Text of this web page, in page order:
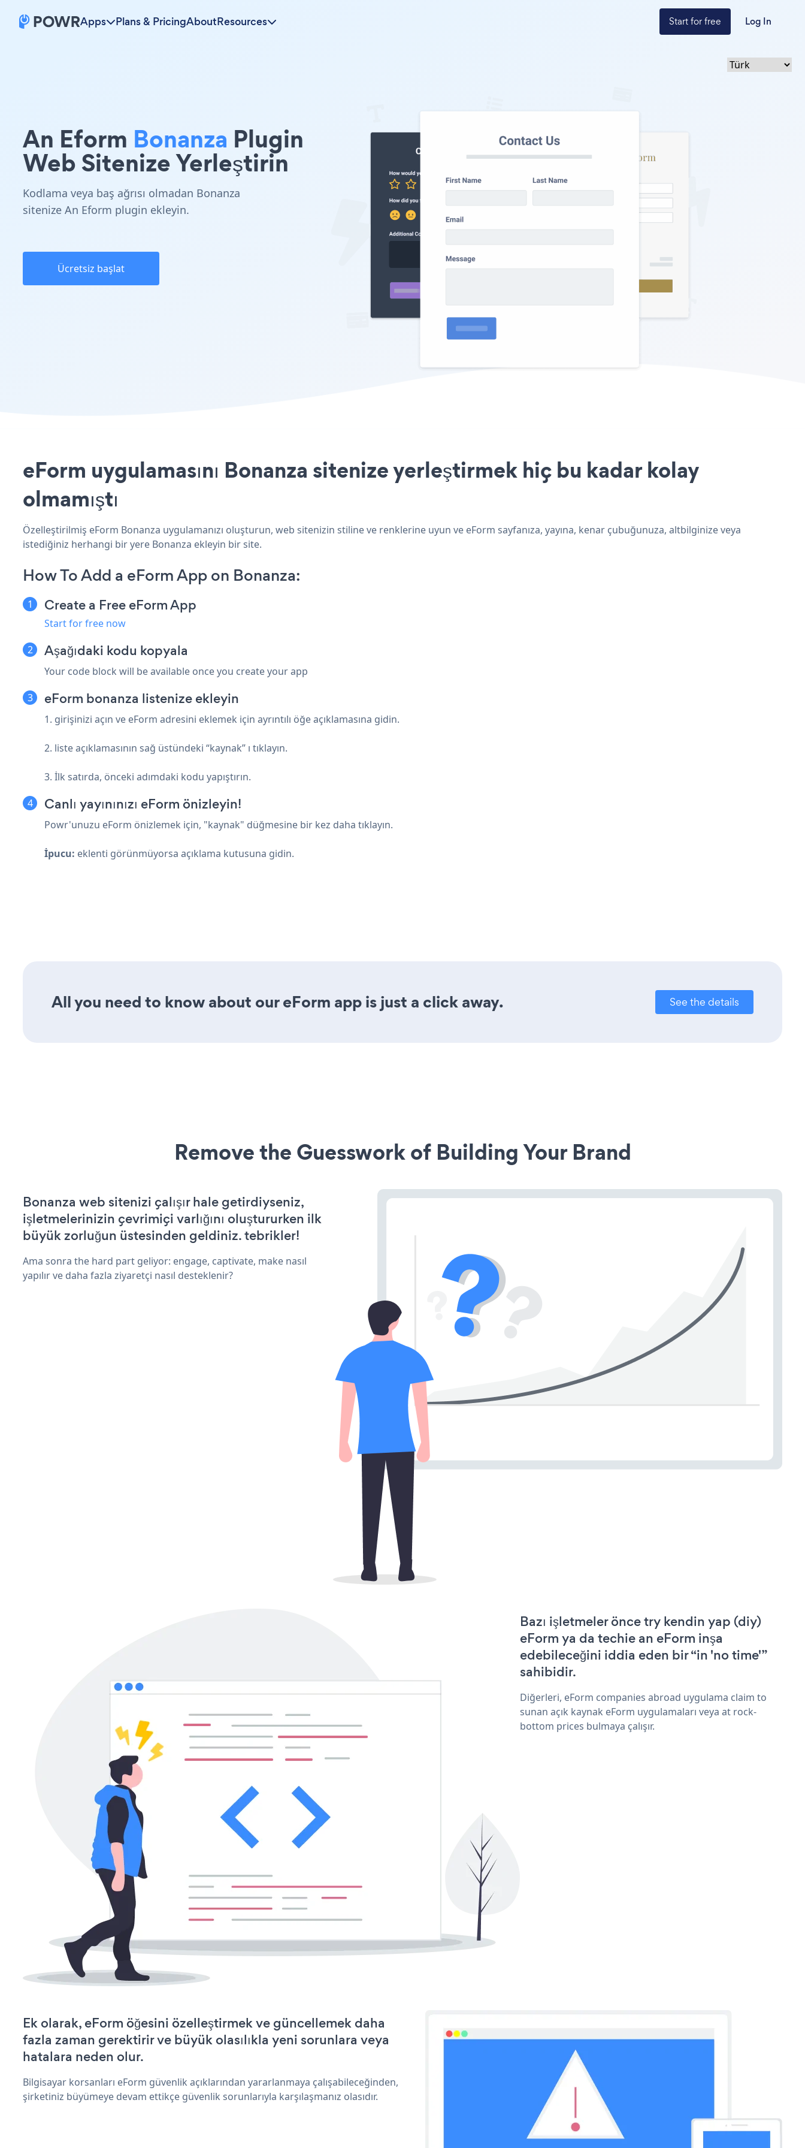
Apps Plans & PricingAboutResources Start for free Log In
An Eform Bonanza Plugin
Web Sitenize Yerleştirin
Kodlama veya baş ağrısı olmadan Bonanza
sitenize An Eform plugin ekleyin.
Ücretsiz başlat
eForm uygulamasını Bonanza sitenize yerleştirmek hiç bu kadar kolay
olmamıştı
Özelleştirilmiş eForm Bonanza uygulamanızı oluşturun, web sitenizin stiline ve renklerine uyun ve eForm sayfanıza, yayına, kenar çubuğunuza, altbilginize veya
istediğiniz herhangi bir yere Bonanza ekleyin bir site.
How To Add a eForm App on Bonanza:
Create a Free eForm App
Start for free now
Aşağıdaki kodu kopyala
Your code block will be available once you create your app
eForm bonanza listenize ekleyin
1. girişinizi açın ve eForm adresini eklemek için ayrıntılı öğe açıklamasına gidin.
2. liste açıklamasının sağ üstündeki “kaynak” ı tıklayın.
3. İlk satırda, önceki adımdaki kodu yapıştırın.
Canlı yayınınızı eForm önizleyin!
Powr'unuzu eForm önizlemek için, "kaynak" düğmesine bir kez daha tıklayın.
İpucu: eklenti görünmüyorsa açıklama kutusuna gidin.
All you need to know about our eForm app is just a click away. See the details
Remove the Guesswork of Building Your Brand
Bonanza web sitenizi çalışır hale getirdiyseniz,
işletmelerinizin çevrimiçi varlığını oluştururken ilk
büyük zorluğun üstesinden geldiniz. tebrikler!
Ama sonra the hard part geliyor: engage, captivate, make nasıl
yapılır ve daha fazla ziyaretçi nasıl desteklenir?
Bazı işletmeler önce try kendin yap (diy)
eForm ya da techie an eForm inşa
edebileceğini iddia eden bir “in 'no time'”
sahibidir.
Diğerleri, eForm companies abroad uygulama claim to
sunan açık kaynak eForm uygulamaları veya at rock-
bottom prices bulmaya çalışır.
Ek olarak, eForm öğesini özelleştirmek ve güncellemek daha
fazla zaman gerektirir ve büyük olasılıkla yeni sorunlara veya
hatalara neden olur.
Bilgisayar korsanları eForm güvenlik açıklarından yararlanmaya çalışabileceğinden,
şirketiniz büyümeye devam ettikçe güvenlik sorunlarıyla karşılaşmanız olasıdır.